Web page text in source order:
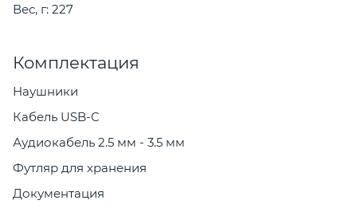
Вес, г: 227
Комплектация
Наушники
Кабель USB-C
Аудиокабель 2.5 мм - 3.5 мм
Футляр для хранения
Документация